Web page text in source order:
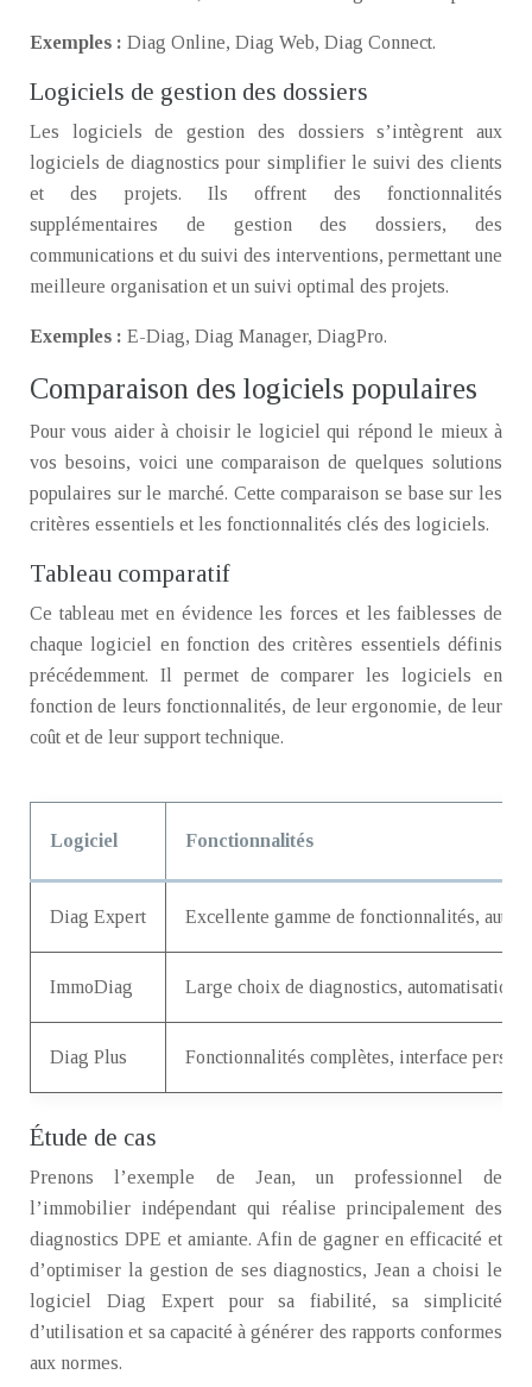
Exemples : Diag Online, Diag Web, Diag Connect.
Logiciels de gestion des dossiers
Les logiciels de gestion des dossiers s’intègrent aux
logiciels de diagnostics pour simplifier le suivi des clients
et des projets. Ils offrent des fonctionnalités
supplémentaires de gestion des dossiers, des
communications et du suivi des interventions, permettant une
meilleure organisation et un suivi optimal des projets.
Exemples : E-Diag, Diag Manager, DiagPro.
Comparaison des logiciels populaires
Pour vous aider à choisir le logiciel qui répond le mieux à
vos besoins, voici une comparaison de quelques solutions
populaires sur le marché. Cette comparaison se base sur les
critères essentiels et les fonctionnalités clés des logiciels.
Tableau comparatif
Ce tableau met en évidence les forces et les faiblesses de
chaque logiciel en fonction des critères essentiels définis
précédemment. Il permet de comparer les logiciels en
fonction de leurs fonctionnalités, de leur ergonomie, de leur
coût et de leur support technique.
Logiciel Fonctionnalités
Diag Expert Excellente gamme de fonctionnalités,
ImmoDiag Large choix de diagnostics, automatisation
Diag Plus Fonctionnalités complètes, interface
Étude de cas
Prenons l’exemple de Jean, un professionnel de
l’immobilier indépendant qui réalise principalement des
diagnostics DPE et amiante. Afin de gagner en efficacité et
d’optimiser la gestion de ses diagnostics, Jean a choisi le
logiciel Diag Expert pour sa fiabilité, sa simplicité
d’utilisation et sa capacité à générer des rapports conformes
aux normes.